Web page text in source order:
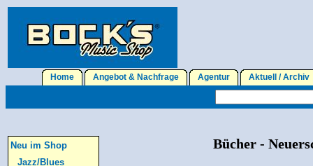
Home Angebot & Nachfrage Agentur Aktuell / Archiv
Neu im Shop
Jazz/Blues
Bücher -